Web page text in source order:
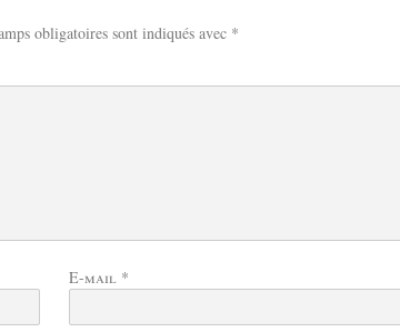
obligatoires sont indiqués avec *
E-mail *